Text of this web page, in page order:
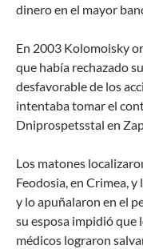
dinero en el mayor
En 2003 Kolomoisky
que había rechazado
desfavorable de los
intentaba tomar el
Dniprospetsstal en
Los matones
Feodosia, en Crimea,
y lo apuñalaron en el
su esposa impidió que
médicos lograron